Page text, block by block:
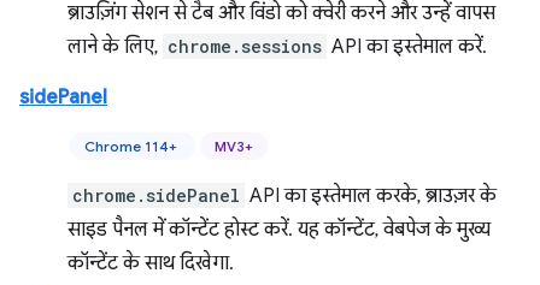
ब्राउज़िंग सेशन से टैब और विंडो को क्वेरी करने और उन्हें वापस
लाने के लिए, chrome.sessions API का इस्तेमाल करें.
sidePanel
Chrome 114+ MV3+
chrome.sidePanel API का इस्तेमाल करके, ब्राउज़र के
साइड पैनल में कॉन्टेंट होस्ट करें. यह कॉन्टेंट, वेबपेज के मुख्य
कॉन्टेंट के साथ दिखेगा.